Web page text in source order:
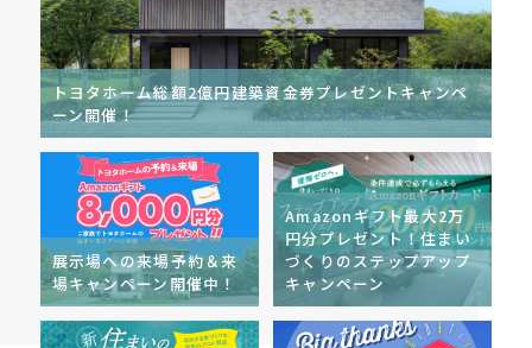
トヨタホーム総額2億円建築資金券プレゼントキャンペ
ーン開催！
展示場への来場予約＆来
場キャンペーン開催中！
Amazonギフト最大2万
円分プレゼント！住まい
づくりのステップアップ
キャンペーン